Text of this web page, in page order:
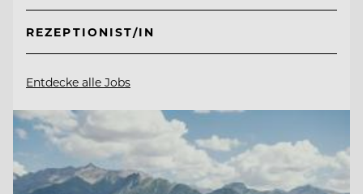
REZEPTIONIST/IN
Entdecke alle Jobs